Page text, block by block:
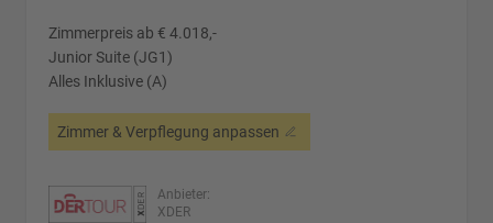
Zimmerpreis ab € 4.018,-
Junior Suite (JG1)
Alles Inklusive (A)
Zimmer & Verpflegung anpassen
Anbieter:
XDER